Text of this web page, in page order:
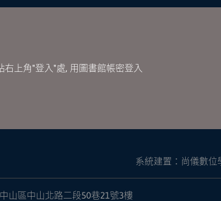
上角"登入"處, 用圖書館帳密登入
系統建置：尚儀數位
山區中山北路二段50巷21號3樓